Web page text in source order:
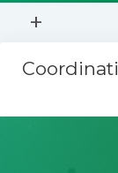
Menü
+
Mitmachen